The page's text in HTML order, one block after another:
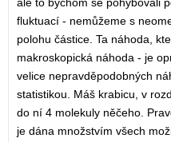
ale to bychom se pohybovali
fluktuací - nemůžeme s
polohu částice. Ta náhoda,
makroskopická náhoda - je
velice nepravděpodobných
statistikou. Máš krabicu, v
do ní 4 molekuly něčeho.
je dána množstvím všech